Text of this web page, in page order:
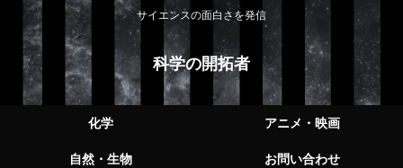
サイエンスの面白さを発信
科学の開拓者
化学 アニメ・映画
自然・生物 お問い合わせ